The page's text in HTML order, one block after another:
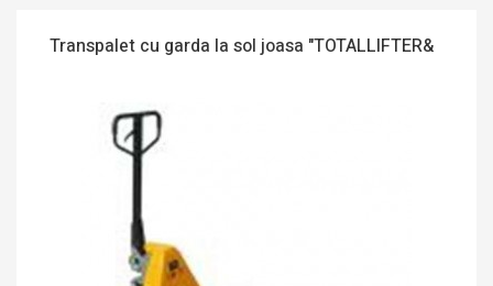
Transpalet cu garda la sol joasa "TOTALLIFTER&